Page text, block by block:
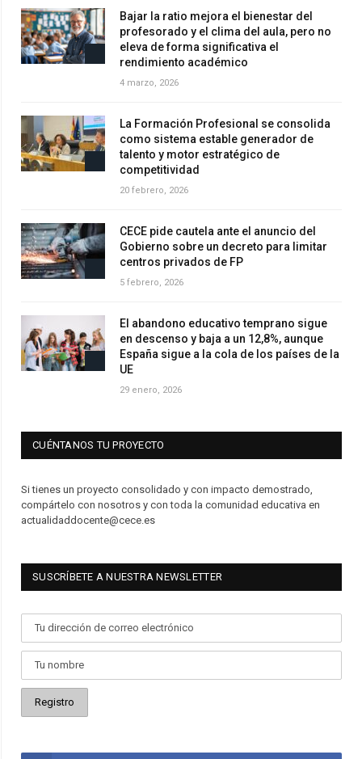
Bajar la ratio mejora el bienestar del
profesorado y el clima del aula, pero no
eleva de forma significativa el
rendimiento académico
4 marzo, 2026
La Formación Profesional se consolida
como sistema estable generador de
talento y motor estratégico de
competitividad
20 febrero, 2026
CECE pide cautela ante el anuncio del
Gobierno sobre un decreto para limitar
centros privados de FP
5 febrero, 2026
El abandono educativo temprano sigue
en descenso y baja a un 12,8%, aunque
España sigue a la cola de los países de la
UE
29 enero, 2026
CUÉNTANOS TU PROYECTO
Si tienes un proyecto consolidado y con impacto demostrado,
compártelo con nosotros y con toda la comunidad educativa en
actualidaddocente@cece.es
SUSCRÍBETE A NUESTRA NEWSLETTER